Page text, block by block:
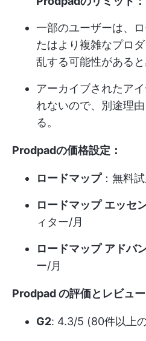
一部のユーザーは、
たはより複雑なプロ
乱する可能性があると
アーカイブされたア
れないので、別途理
る。
Prodpadの価格設定：
ロードマップ：無料
ロードマップ エッセ
ィター/月
ロードマップ アドバ
ー/月
Prodpad の評価とレビュー
G2: 4.3/5 (80件以上